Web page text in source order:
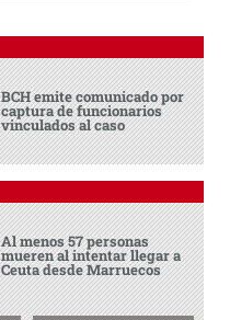
BCH emite comunicado por
captura de funcionarios
vinculados al caso
Al menos 57 personas
mueren al intentar llegar a
Ceuta desde Marruecos